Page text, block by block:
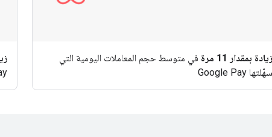
زيادة بمقدار 11 مرة
في متوسط حجم المعاملات اليومية التي
سهّلتها Google Pay